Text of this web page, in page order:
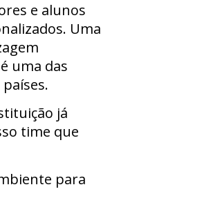
e alunos
Uma
uma das
já
time que
para